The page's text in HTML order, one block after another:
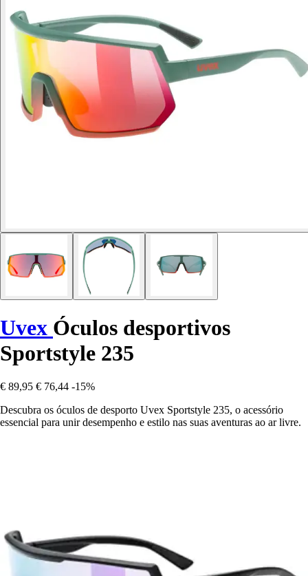
Uvex Óculos desportivos
Sportstyle 235
€ 89,95 € 76,44 -15%
Descubra os óculos de desporto Uvex Sportstyle 235, o acessório
essencial para unir desempenho e estilo nas suas aventuras ao ar livre.